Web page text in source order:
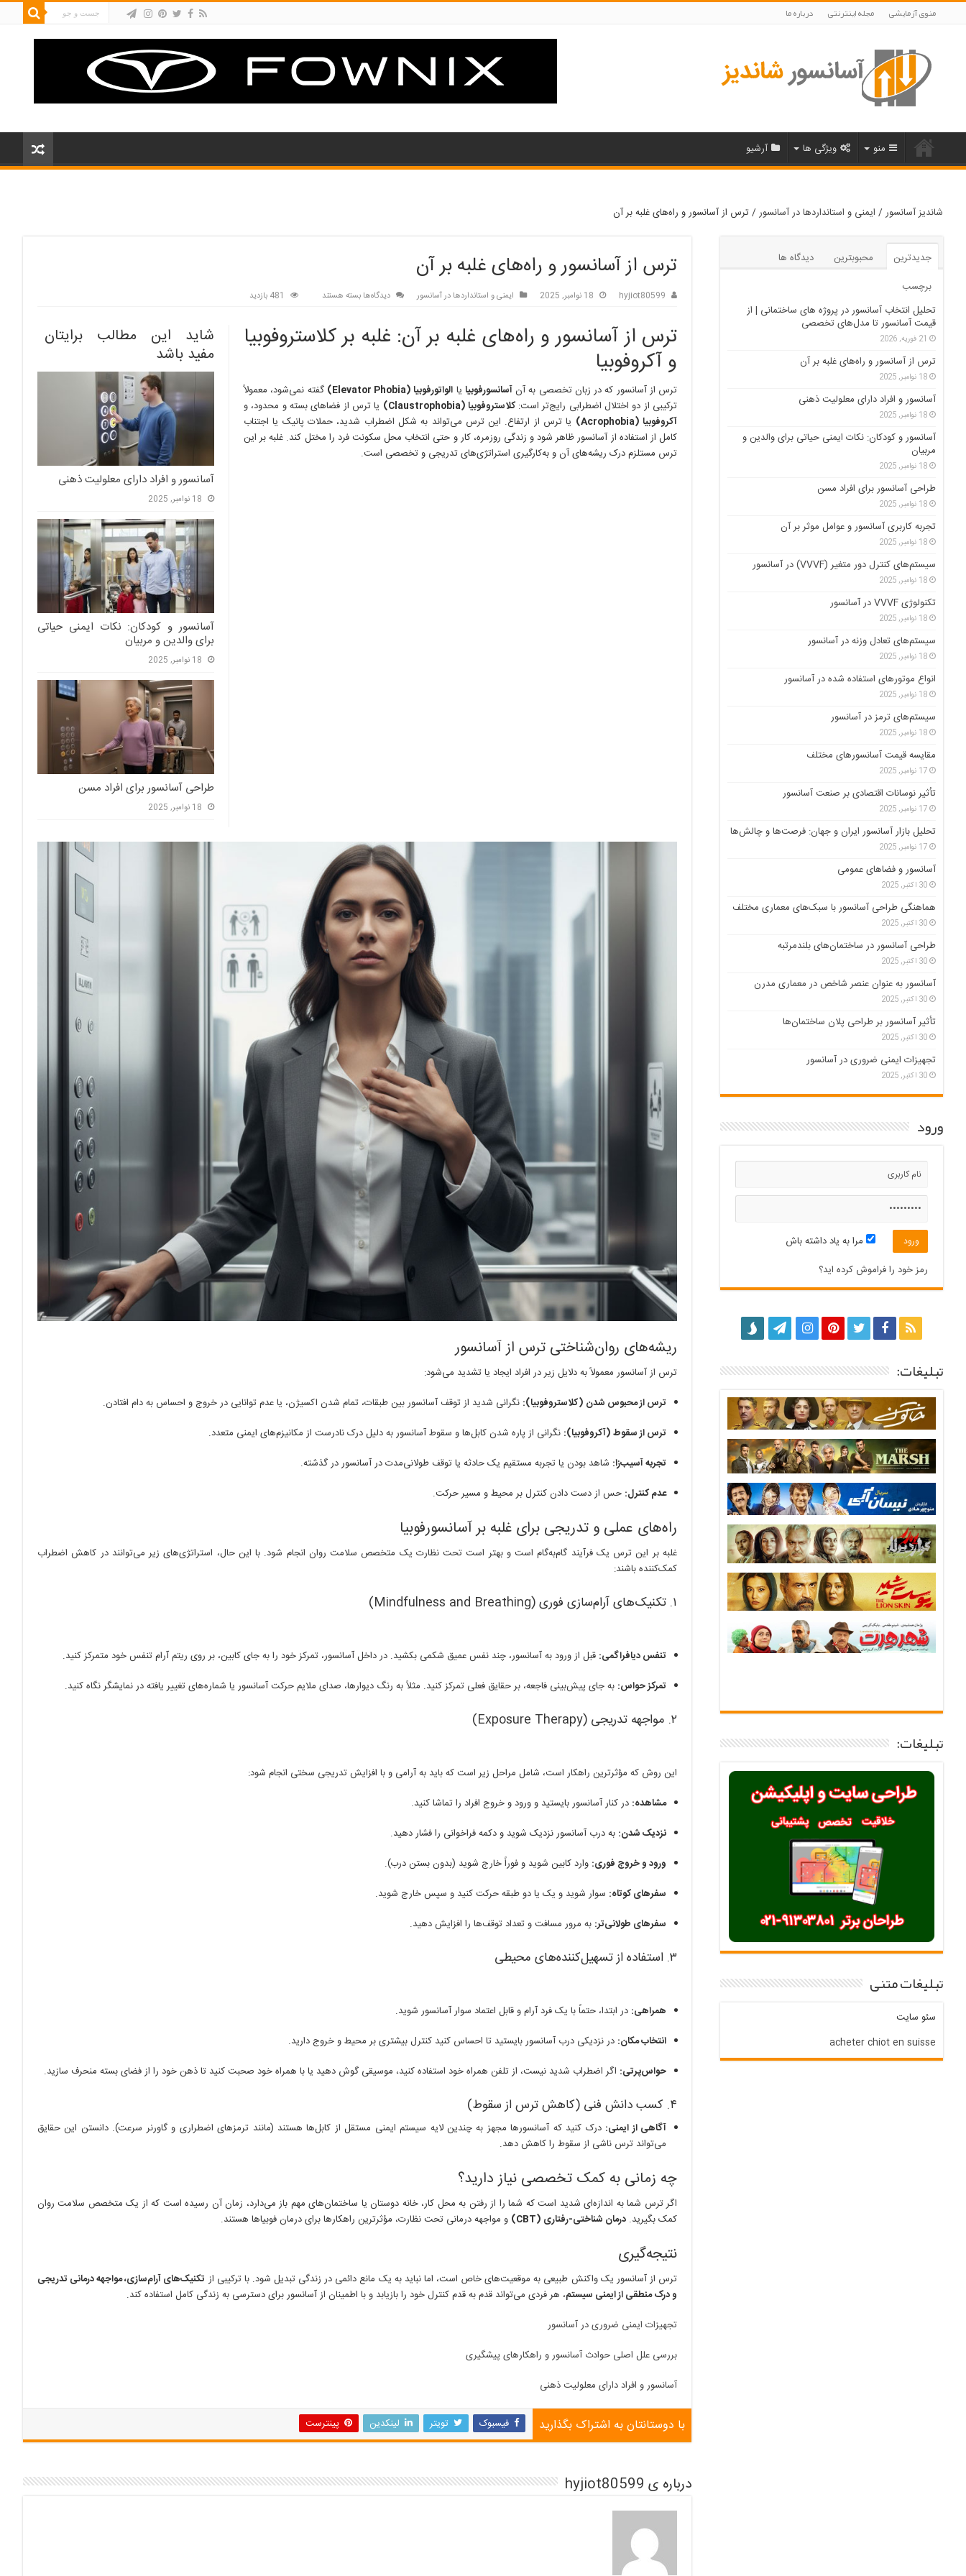
منوی آزمایشی مجله اینترنتی درباره ما
منو ویژگی ها آرشیو
شاندیز آسانسور/ ایمنی و استانداردها در آسانسور/ترس از آسانسور و راه‌های غلبه بر آن
ترس از آسانسور و راه‌های غلبه بر آن
hyjiot80599 18 نوامبر, 2025 ایمنی و استانداردها در آسانسور دیدگاه‌ها برای
آسانسور
بر
آن
بسته هستند 481 بازدید
شاید این مطالب برایتان
مفید باشد
آسانسور و افراد دارای معلولیت ذهنی
18 نوامبر, 2025
آسانسور و کودکان: نکات ایمنی حیاتی
برای والدین و مربیان
18 نوامبر, 2025
طراحی آسانسور برای افراد مسن
18 نوامبر, 2025
ترس از آسانسور و راه‌های غلبه بر آن: غلبه بر کلاستروفوبیا
و آکروفوبیا
ترس از آسانسور که در زبان تخصصی به آنآسانسورفوبیا یا الواتورفوبیا (Elevator Phobia)
گفته نمی‌شود، معمولاً
ترکیبی از دو اختلال اضطرابی رایج‌تر است:کلاستروفوبیا (Claustrophobia)
یا ترس از فضاهای بسته و محدود، و
آکروفوبیا (Acrophobia)
یا ترس از ارتفاع. این ترس می‌تواند به شکل اضطراب شدید، حملات پانیک یا اجتناب
کامل از استفاده از آسانسور ظاهر شود و زندگی روزمره، کار و حتی انتخاب محل سکونت فرد را مختل کند. غلبه بر این
ترس مستلزم درک ریشه‌های آن و به‌کارگیری استراتژی‌های تدریجی و تخصصی است.
ریشه‌های روان‌شناختی ترس از آسانسور
ترس از آسانسور معمولاً به دلایل زیر در افراد ایجاد یا تشدید می‌شود:
ترس از محبوس شدن (کلاستروفوبیا): نگرانی شدید از توقف آسانسور بین طبقات، تمام شدن اکسیژن، یا عدم توانایی در خروج و احساس به دام افتادن.
ترس از سقوط (آکروفوبیا): نگرانی از پاره شدن کابل‌ها و سقوط آسانسور به دلیل درک نادرست از مکانیزم‌های ایمنی متعدد.
تجربه آسیب‌زا: شاهد بودن یا تجربه مستقیم یک حادثه یا توقف طولانی‌مدت در آسانسور در گذشته.
عدم کنترل: حس از دست دادن کنترل بر محیط و مسیر حرکت.
راه‌های عملی و تدریجی برای غلبه بر آسانسورفوبیا
غلبه بر این ترس یک فرآیند گام‌به‌گام است و بهتر است تحت نظارت یک متخصص سلامت روان انجام شود. با این حال، استراتژی‌های زیر می‌توانند در کاهش اضطراب
کمک‌کننده باشند:
۱. تکنیک‌های آرام‌سازی فوری (Mindfulness and Breathing)
تنفس دیافراگمی: قبل از ورود به آسانسور، چند نفس عمیق شکمی بکشید. در داخل آسانسور، تمرکز خود را به جای کابین، بر روی ریتم آرام تنفس خود متمرکز کنید.
تمرکز حواس: به جای پیش‌بینی فاجعه، بر حقایق فعلی تمرکز کنید. مثلاً به رنگ دیوارها، صدای ملایم حرکت آسانسور یا شماره‌های تغییر یافته در نمایشگر نگاه کنید.
۲. مواجهه تدریجی (Exposure Therapy)
این روش که مؤثرترین راهکار است، شامل مراحل زیر است که باید به آرامی و با افزایش تدریجی سختی انجام شود:
مشاهده: در کنار آسانسور بایستید و ورود و خروج افراد را تماشا کنید.
نزدیک شدن: به درب آسانسور نزدیک شوید و دکمه فراخوانی را فشار دهید.
ورود و خروج فوری: وارد کابین شوید و فوراً خارج شوید (بدون بستن درب).
سفرهای کوتاه: سوار شوید و یک یا دو طبقه حرکت کنید و سپس خارج شوید.
سفرهای طولانی‌تر: به مرور مسافت و تعداد توقف‌ها را افزایش دهید.
۳. استفاده از تسهیل‌کننده‌های محیطی
همراهی: در ابتدا، حتماً با یک فرد آرام و قابل اعتماد سوار آسانسور شوید.
انتخاب مکان: در نزدیکی درب آسانسور بایستید تا احساس کنید کنترل بیشتری بر محیط و خروج دارید.
حواس‌پرتی: اگر اضطراب شدید نیست، از تلفن همراه خود استفاده کنید، موسیقی گوش دهید یا با همراه خود صحبت کنید تا ذهن خود را از فضای بسته منحرف سازید.
۴. کسب دانش فنی (کاهش ترس از سقوط)
آگاهی از ایمنی: درک کنید که آسانسورها مجهز به چندین لایه سیستم ایمنی مستقل از کابل‌ها هستند (مانند ترمزهای اضطراری و گاورنر سرعت). دانستن این حقایق
می‌تواند ترس ناشی از سقوط را کاهش دهد.
چه زمانی به کمک تخصصی نیاز دارید؟
اگر ترس شما به اندازه‌ای شدید است که شما را از رفتن به محل کار، خانه دوستان یا ساختمان‌های مهم باز می‌دارد، زمان آن رسیده است که از یک متخصص سلامت روان
کمک بگیرید. درمان شناختی-رفتاری (CBT) و مواجهه درمانی تحت نظارت، مؤثرترین راهکارها برای درمان فوبیاها هستند.
نتیجه‌گیری
ترس از آسانسور یک واکنش طبیعی به موقعیت‌های خاص است، اما نباید به یک مانع دائمی در زندگی تبدیل شود. با ترکیبی از تکنیک‌های آرام‌سازی، مواجهه درمانی تدریجی
و درک منطقی از ایمنی سیستم، هر فردی می‌تواند قدم به قدم کنترل خود را بازیابد و با اطمینان از آسانسور برای دسترسی به زندگی کامل استفاده کند.
تجهیزات ایمنی ضروری در آسانسور
بررسی علل اصلی حوادث آسانسور و راهکارهای پیشگیری
آسانسور و افراد دارای معلولیت ذهنی
با دوستانتان به اشتراک بگذارید فیسبوک تویتر لینکدین پینترست
درباره ی hyjiot80599
جدیدترین محبوبترین
دیدگاه ها
برچسب
تحلیل انتخاب آسانسور در پروژه‌ های ساختمانی | از
قیمت آسانسور تا مدل‌های تخصصی
21 فوریه, 2026
ترس از آسانسور و راه‌های غلبه بر آن
18 نوامبر, 2025
آسانسور و افراد دارای معلولیت ذهنی
18 نوامبر, 2025
آسانسور و کودکان: نکات ایمنی حیاتی برای والدین و
مربیان
18 نوامبر, 2025
طراحی آسانسور برای افراد مسن
18 نوامبر, 2025
تجربه کاربری آسانسور و عوامل موثر بر آن
18 نوامبر, 2025
سیستم‌های کنترل دور متغیر (VVVF) در آسانسور
18 نوامبر, 2025
تکنولوژی VVVF در آسانسور
18 نوامبر, 2025
سیستم‌های تعادل وزنه در آسانسور
18 نوامبر, 2025
انواع موتورهای استفاده شده در آسانسور
18 نوامبر, 2025
سیستم‌های ترمز در آسانسور
18 نوامبر, 2025
مقایسه قیمت آسانسورهای مختلف
17 نوامبر, 2025
تأثیر نوسانات اقتصادی بر صنعت آسانسور
17 نوامبر, 2025
تحلیل بازار آسانسور ایران و جهان: فرصت‌ها و چالش‌ها
17 نوامبر, 2025
آسانسور و فضاهای عمومی
30 اکتبر, 2025
هماهنگی طراحی آسانسور با سبک‌های معماری مختلف
30 اکتبر, 2025
طراحی آسانسور در ساختمان‌های بلندمرتبه
30 اکتبر, 2025
آسانسور به عنوان عنصر شاخص در معماری مدرن
30 اکتبر, 2025
تأثیر آسانسور بر طراحی پلان ساختمان‌ها
30 اکتبر, 2025
تجهیزات ایمنی ضروری در آسانسور
30 اکتبر, 2025
ورود
مرا به یاد داشته باش
رمز خود را فراموش کرده اید؟
تبلیغات:
تبلیغات:
تبلیغات متنی
سئو سایت
acheter chiot en suisse